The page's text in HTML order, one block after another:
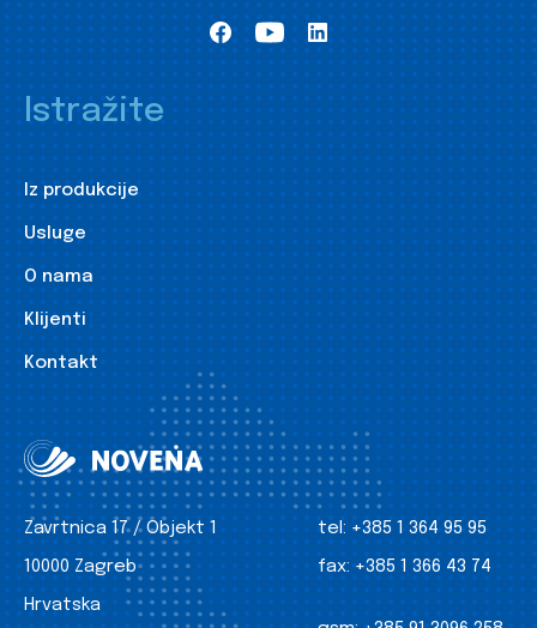
Istražite
Iz produkcije
Usluge
O nama
Klijenti
Kontakt
Zavrtnica 17 / Objekt 1
10000 Zagreb
Hrvatska
tel: +385 1 364 95 95
fax: +385 1 366 43 74